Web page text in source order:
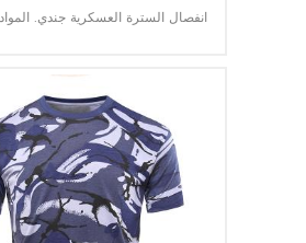
انفصال السترة العسكرية جندي.